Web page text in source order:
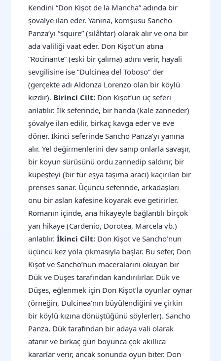
Kendini “Don Kişot de la Mancha” adında bir
şövalye ilan eder. Yanına, komşusu Sancho
Panza’yı “squire” (silâhtar) olarak alır ve ona bir
ada valiliği vaat eder. Don Kişot’un atına
“Rocinante” (eski bir çalıma) adını verir, hayali
sevgilisine ise “Dulcinea del Toboso” der
(gerçekte adı Aldonza Lorenzo olan bir köylü
kızdır). Birinci Cilt: Don Kişot’un üç seferi
anlatılır. İlk seferinde, bir handa (kale zanneder)
şövalye ilan edilir, birkaç kavga eder ve eve
döner. İkinci seferinde Sancho Panza’yı yanına
alır. Yel değirmenlerini dev sanıp onlarla savaşır,
bir koyun sürüsünü ordu zannedip saldırır, bir
küpeşteyi (bir tür eşya taşıma aracı) kaçırılan bir
prenses sanar. Üçüncü seferinde, arkadaşları
onu bir aslan kafesine koyarak eve getirirler.
Romanın içinde, ana hikayeyle bağlantılı birçok
yan hikaye (Cardenio, Dorotea, Marcela vb.)
anlatılır.İkinci Cilt: Don Kişot ve Sancho’nun
üçüncü kez yola çıkmasıyla başlar. Bu sefer, Don
Kişot ve Sancho’nun maceralarını okuyan bir
Dük ve Düşes tarafından kandırılırlar. Dük ve
Düşes, eğlenmek için Don Kişot’la oyunlar oynar
(örneğin, Dulcinea’nın büyülendiğini ve çirkin
bir köylü kızına dönüştüğünü söylerler). Sancho
Panza, Dük tarafından bir adaya vali olarak
atanır ve birkaç gün boyunca çok akıllıca
kararlar verir, ancak sonunda oyun biter. Don